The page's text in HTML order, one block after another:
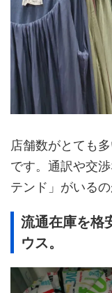
店舗数がとても
です。通訳や交
テンド」がいるの
流通在庫を格
ウス。